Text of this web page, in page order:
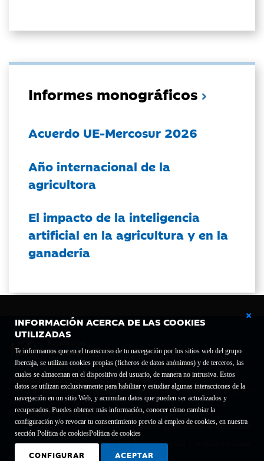
INFORMACIÓN ACERCA DE LAS COOKIES
UTILIZADAS
Te informamos que en el transcurso de tu navegación por los sitios web del grupo
Ibercaja, se utilizan cookies propias (ficheros de datos anónimos) y de terceros, las
cuales se almacenan en el dispositivo del usuario, de manera no intrusiva. Estos
datos se utilizan exclusivamente para habilitar y estudiar algunas interacciones de la
navegación en un sitio Web, y acumulan datos que pueden ser actualizados y
recuperados. Puedes obtener más información, conocer cómo cambiar la
configuración y/o revocar tu consentimiento previo al empleo de cookies, en nuestra
sección Política de cookiesPolítica de cookies
CONFIGURAR ACEPTAR
Informes monográficos
Acuerdo UE-Mercosur 2026
Año internacional de la
agricultora
El impacto de la inteligencia
artificial en la agricultura y en la
ganadería
Fundación Bancaria Ibercaja C.I.F. G-50000652.
Inscrita en el Registro de Fundaciones del Mº de Educación, Cultura y Deporte con el nº
1689.
Domicilio social: Joaquín Costa, 13. 50001 Zaragoza.
Contacto
Declaración de accesibilidad
Aviso legal Política de privacidad